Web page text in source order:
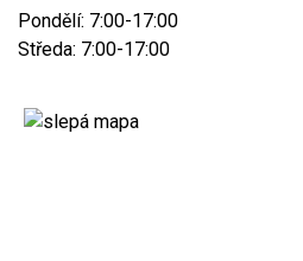
Pondělí: 7:00-17:00
Středa: 7:00-17:00